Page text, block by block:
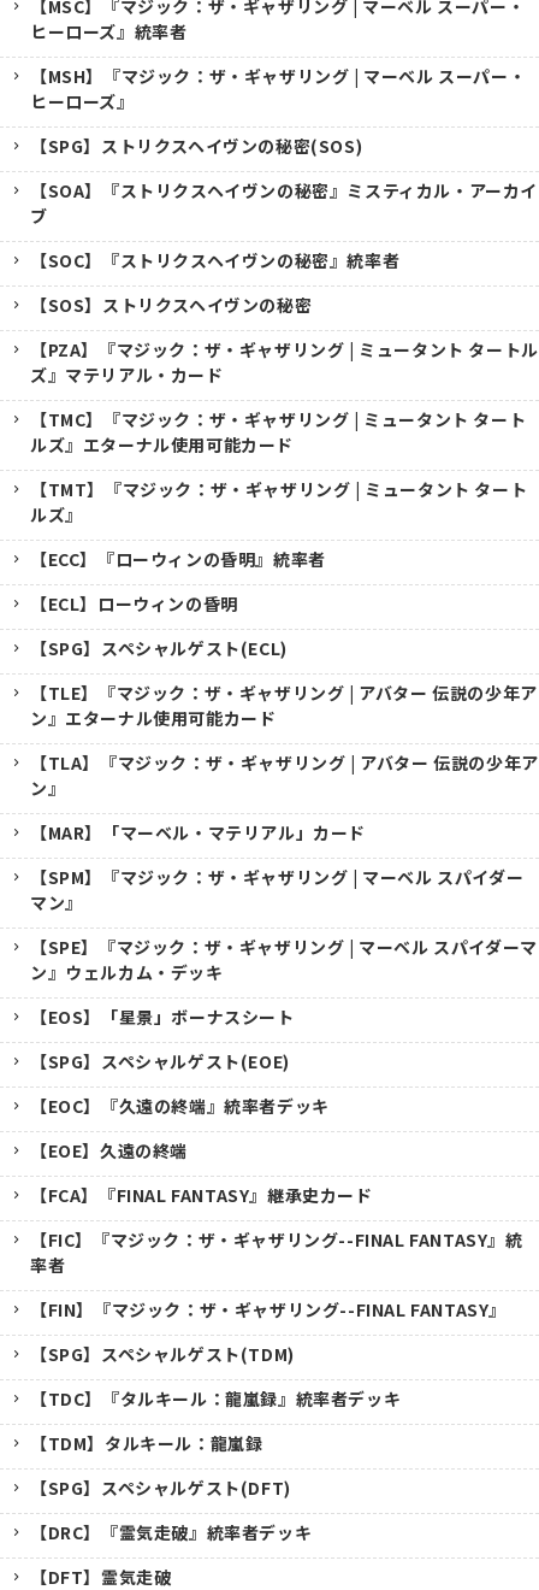
【MSC】『マジック：ザ・ギャザリング | マーベル スーパー・
ヒーローズ』統率者
【MSH】『マジック：ザ・ギャザリング | マーベル スーパー・
ヒーローズ』
【SPG】ストリクスヘイヴンの秘密(SOS)
【SOA】『ストリクスヘイヴンの秘密』ミスティカル・アーカイ
ブ
【SOC】『ストリクスヘイヴンの秘密』統率者
【SOS】ストリクスヘイヴンの秘密
【PZA】『マジック：ザ・ギャザリング | ミュータント タートル
ズ』マテリアル・カード
【TMC】『マジック：ザ・ギャザリング | ミュータント タート
ルズ』エターナル使用可能カード
【TMT】『マジック：ザ・ギャザリング | ミュータント タート
ルズ』
【ECC】『ローウィンの昏明』統率者
【ECL】ローウィンの昏明
【SPG】スペシャルゲスト(ECL)
【TLE】『マジック：ザ・ギャザリング | アバター 伝説の少年ア
ン』エターナル使用可能カード
【TLA】『マジック：ザ・ギャザリング | アバター 伝説の少年ア
ン』
【MAR】「マーベル・マテリアル」カード
【SPM】『マジック：ザ・ギャザリング | マーベル スパイダー
マン』
【SPE】『マジック：ザ・ギャザリング | マーベル スパイダーマ
ン』ウェルカム・デッキ
【EOS】「星景」ボーナスシート
【SPG】スペシャルゲスト(EOE)
【EOC】『久遠の終端』統率者デッキ
【EOE】久遠の終端
【FCA】『FINAL FANTASY』継承史カード
【FIC】『マジック：ザ・ギャザリング--FINAL FANTASY』統
率者
【FIN】『マジック：ザ・ギャザリング--FINAL FANTASY』
【SPG】スペシャルゲスト(TDM)
【TDC】『タルキール：龍嵐録』統率者デッキ
【TDM】タルキール：龍嵐録
【SPG】スペシャルゲスト(DFT)
【DRC】『霊気走破』統率者デッキ
【DFT】霊気走破